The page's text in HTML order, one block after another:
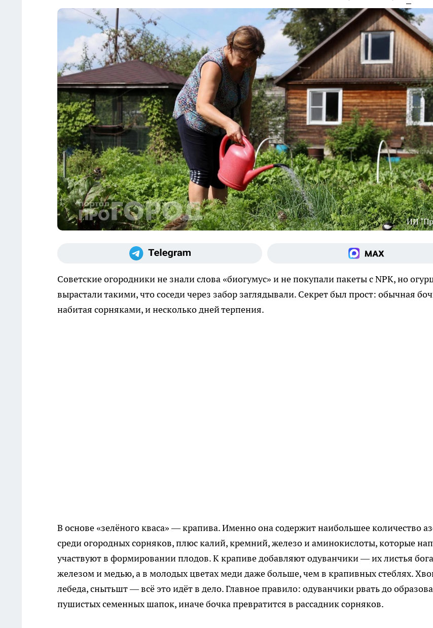
ИИ
Советские огородники не знали слова «биогумус» и не покупали пакеты с NPK, но
вырастали такими, что соседи через забор заглядывали. Секрет был прост: обычная
набитая сорняками, и несколько дней терпения.
В основе «зелёного кваса» — крапива. Именно она содержит наибольшее количество
среди огородных сорняков, плюс калий, кремний, железо и аминокислоты, которые
участвуют в формировании плодов. К крапиве добавляют одуванчики — их листья
железом и медью, а в молодых цветах меди даже больше, чем в крапивных стеблях.
лебеда, снытьшт — всё это идёт в дело. Главное правило: одуванчики рвать до
пушистых семенных шапок, иначе бочка превратится в рассадник сорняков.